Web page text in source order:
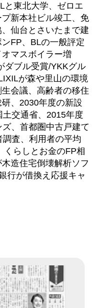
と東北大学、ゼロエ
新本社ビル竣工、免
仙台とさいたまで建
FP、BLの一般評定
マスボイラー増
ダブル受賞/YKKグル
が森や里山の環境
会議、高齢者の移住
、2030年度の新設
交通省、2015年度
、首都圏中古戸建て
査、利用者の平均
くらしとお金のFP相
造住宅倒壊解析ソフ
行が借換え応援キャ